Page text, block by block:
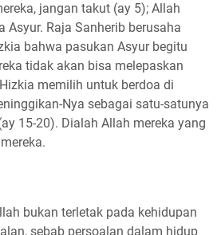
jangan takut (ay 5); Allah
Asyur. Raja Sanherib berusaha
bahwa pasukan Asyur begitu
tidak akan bisa melepaskan
memilih untuk berdoa di
Nya sebagai satu-satunya
15-20). Dialah Allah mereka yang
bukan terletak pada kehidupan
sebab persoalan dalam hidup